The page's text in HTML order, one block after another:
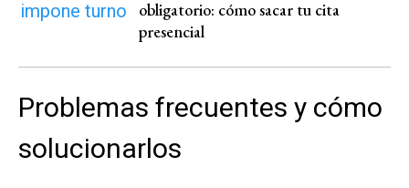
obligatorio: cómo sacar tu cita
presencial
Problemas frecuentes y cómo
solucionarlos